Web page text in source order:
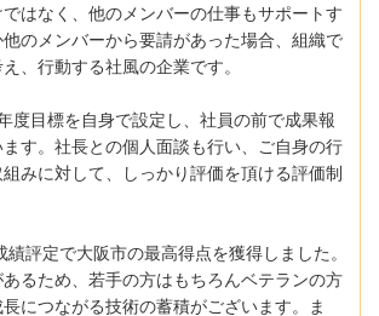
ではなく、他のメンバーの仕事もサポートす
のメンバーから要請があった場合、組織で
、行動する社風の企業です。
度目標を自身で設定し、社員の前で成果報
す。社長との個人面談も行い、ご自身の行
みに対して、しっかり評価を頂ける評価制
績評定で大阪市の最高得点を獲得しました。
るため、若手の方はもちろんベテランの方
につながる技術の蓄積がございます。ま